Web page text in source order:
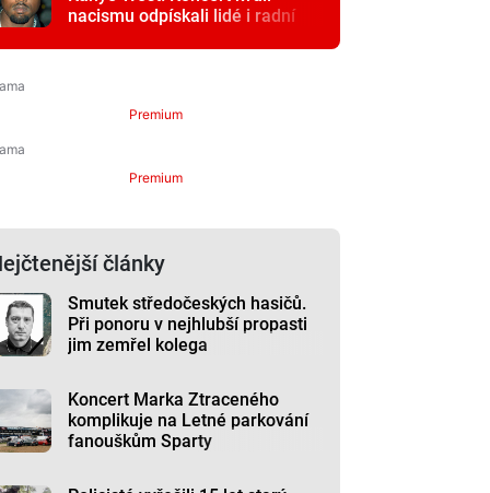
nacismu odpískali lidé i radní
Premium
Premium
články
Smutek středočeských hasičů.
Při ponoru v nejhlubší propasti
jim zemřel kolega
Koncert Marka Ztraceného
komplikuje na Letné parkování
fanouškům Sparty